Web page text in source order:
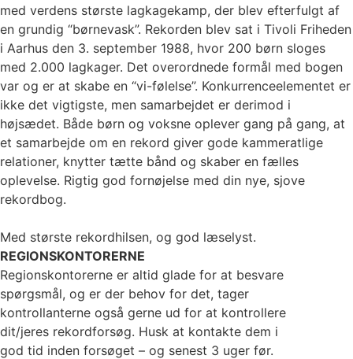
med verdens største lagkagekamp, der blev efterfulgt af
en grundig “børnevask”. Rekorden blev sat i Tivoli Friheden
i Aarhus den 3. september 1988, hvor 200 børn sloges
med 2.000 lagkager. Det overordnede formål med bogen
var og er at skabe en “vi-følelse”. Konkurrenceelementet er
ikke det vigtigste, men samarbejdet er derimod i
højsædet. Både børn og voksne oplever gang på gang, at
et samarbejde om en rekord giver gode kammeratlige
relationer, knytter tætte bånd og skaber en fælles
oplevelse. Rigtig god fornøjelse med din nye, sjove
rekordbog.
Med største rekordhilsen, og god læselyst.
REGIONSKONTORERNE
Regionskontorerne er altid glade for at besvare
spørgsmål, og er der behov for det, tager
kontrollanterne også gerne ud for at kontrollere
dit/jeres rekordforsøg. Husk at kontakte dem i
god tid inden forsøget – og senest 3 uger før.